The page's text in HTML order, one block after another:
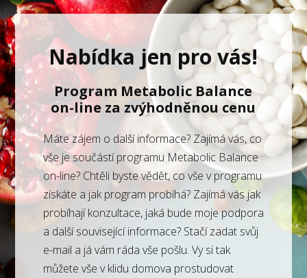
Nabídka jen pro vás!
Program Metabolic Balance
on-line za zvýhodněnou cenu
Máte zájem o další informace? Zajímá vás, co
vše je součástí programu Metabolic Balance
on-line? Chtěli byste vědět, co vše v programu
získáte a jak program probíhá? Zajímá vás jak
probíhají konzultace, jaká bude moje podpora
a další související informace? Stačí zadat svůj
e-mail a já vám ráda vše pošlu. Vy si tak
můžete vše v klidu domova prostudovat